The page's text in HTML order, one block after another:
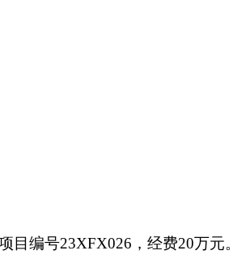
编号23XFX026，经费20万元。